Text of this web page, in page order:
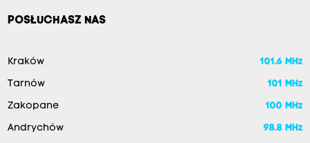
POSŁUCHASZ NAS
Kraków 101.6 MHz
Tarnów 101 MHz
Zakopane 100 MHz
Andrychów 98.8 MHz